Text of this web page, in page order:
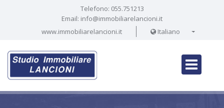
Telefono: 055.751213
Email: info@immobiliarelancioni.it
www.immobiliarelancioni.it
Italiano